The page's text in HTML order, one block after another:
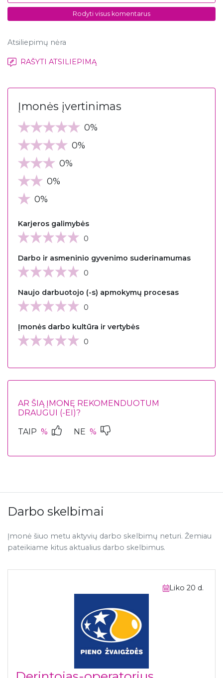
Rodyti visus komentarus
Atsiliepimų nėra
RAŠYTI ATSILIEPIMĄ
Įmonės įvertinimas
0%
0%
0%
0%
0%
Karjeros galimybės
0
Darbo ir asmeninio gyvenimo suderinamumas
0
Naujo darbuotojo (-s) apmokymų procesas
0
Įmonės darbo kultūra ir vertybės
0
AR ŠIĄ ĮMONĘ REKOMENDUOTUM
DRAUGUI (-EI)?
TAIP % NE %
Darbo skelbimai
Įmonė šiuo metu aktyvių darbo skelbimų neturi. Žemiau
pateikiame kitus aktualius darbo skelbimus.
Liko 20 d.